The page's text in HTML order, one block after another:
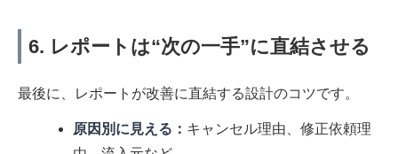
6. レポートは“次の一手”に直結させる
最後に、レポートが改善に直結する設計のコツです。
原因別に見える： キャンセル理由、修正依頼理